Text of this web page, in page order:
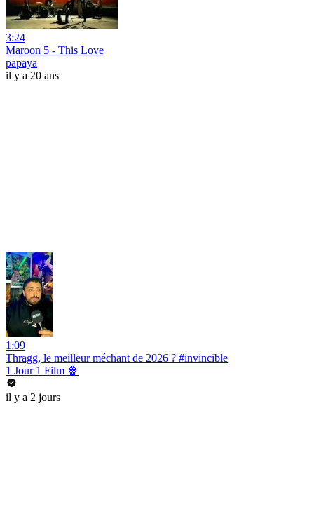
3:24
Maroon 5 - This Love
papaya
il y a 20 ans
1:09
Thragg, le meilleur méchant de 2026 ? #invincible
1 Jour 1 Film 🍿
il y a 2 jours